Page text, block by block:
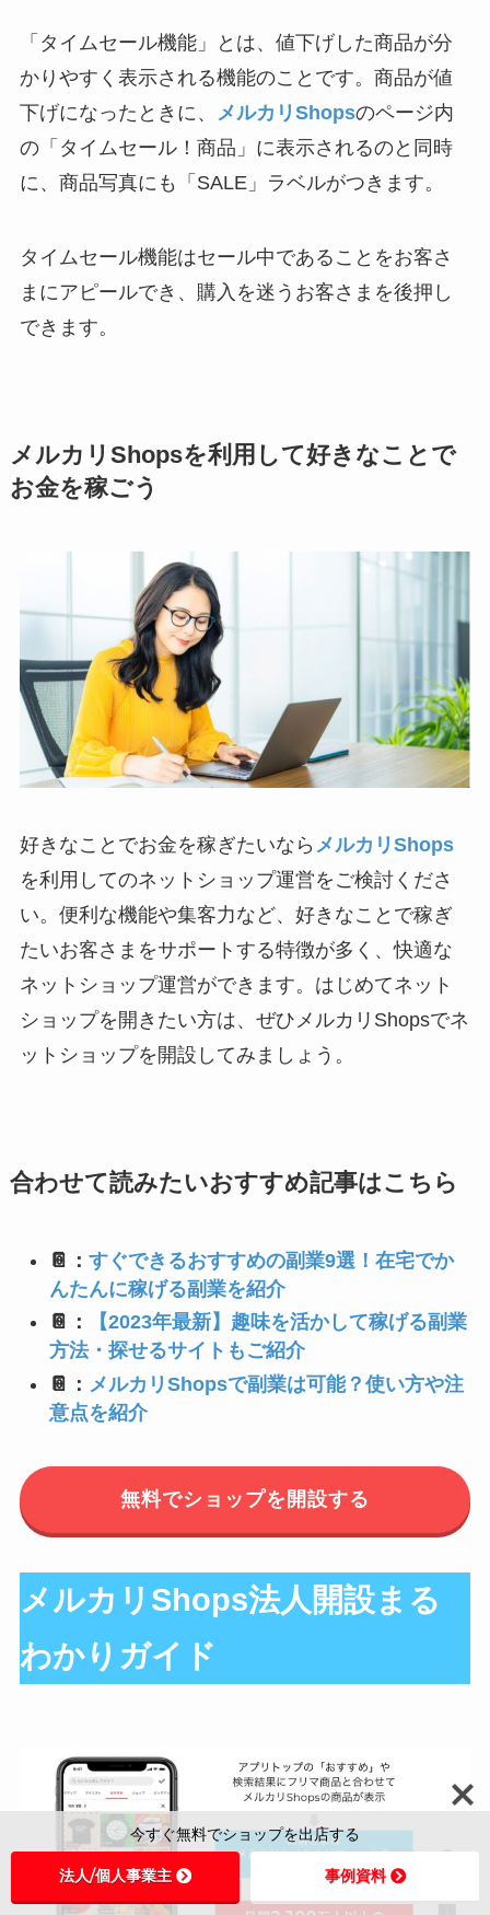
「タイムセール機能」とは、値下げした商品が分
かりやすく表示される機能のことです。商品が値
下げになったときに、
メルカリShopsのページ内
の「タイムセール！商品」に表示されるのと同時
に、商品写真にも「SALE」ラベルがつきます。
タイムセール機能はセール中であることをお客さ
まにアピールでき、購入を迷うお客さまを後押し
できます。
メルカリShopsを利用して好きなことで
お金を稼ごう
好きなことでお金を稼ぎたいなら メルカリShops
を利用してのネットショップ運営をご検討くださ
い。便利な機能や集客力など、好きなことで稼ぎ
たいお客さまをサポートする特徴が多く、快適な
ネットショップ運営ができます。はじめてネット
ショップを開きたい方は、ぜひメルカリShopsでネ
ットショップを開設してみましょう。
合わせて読みたいおすすめ記事はこちら
📔： すぐできるおすすめの副業9選！在宅でか
んたんに稼げる副業を紹介
📔：
【2023年最新】趣味を活かして稼げる副業
方法・探せるサイトもご紹介
📔： メルカリShopsで副業は可能？使い方や注
意点を紹介
無料でショップを開設する
メルカリShops法人開設まる
わかりガイド
今すぐ無料でショップを出店する
法人/個人事業主 事例資料